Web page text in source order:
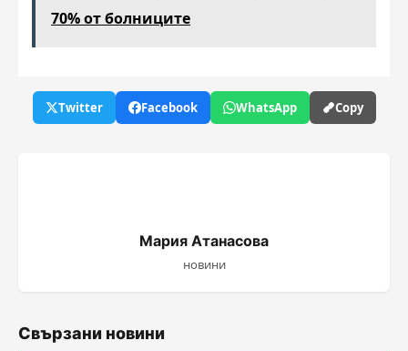
70% от болниците
Twitter Facebook WhatsApp Copy
Мария Атанасова
новини
Свързани новини